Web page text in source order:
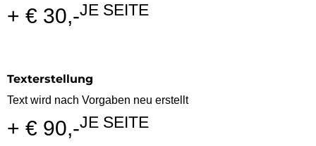
+ € 30,-JE SEITE
Texterstellung
Text wird nach Vorgaben neu erstellt
+ € 90,-JE SEITE